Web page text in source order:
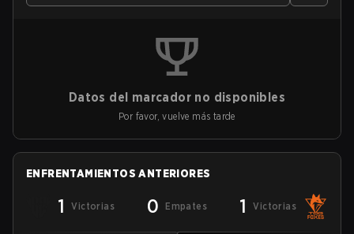
Datos del marcador no disponibles
Por favor, vuelve más tarde
ENFRENTAMIENTOS ANTERIORES
1 Victorias 0 Empates 1 Victorias